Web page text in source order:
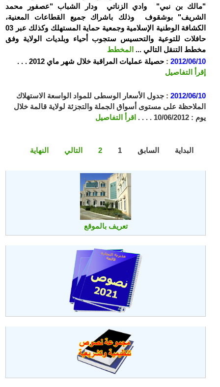
"مالك بن نبي" وادي الزناتي ودار الشباب "عصفور محمد
الشريف" بوشقوف وذلك باشراك جميع القطاعات المعنية،
الكشافة الوطنية الإسلامية وجمعية حماية المستهلك وكذلك عبر 03
حافلات للتوعية والتحسيس ستجوب أحياء وبلديات الولاية وفق
مخطط التنقل التالي ... المخطط
2012/06/10
: حصيلة عمليات المراقبة خلال شهر ماي 2012 . . .
إقرأ التفاصيل
2012/06/10
: جدول الأسعار الوسطى للمواد الواسعة الاستهلاك
الملاحظة على مستوى أسواق الجملة والتجزئة لولاية قالمة خلال
يوم : 10/06/2012 . . . .
اقرأ التفاصيل
البداية السابق 1
2 التالي النهاية
تعريف بالموقع